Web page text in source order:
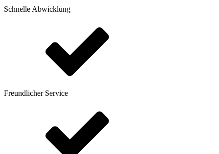
Schnelle Abwicklung
Freundlicher Service